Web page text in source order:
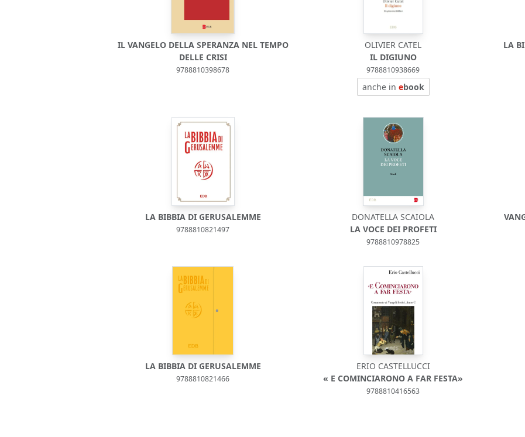
IL VANGELO DELLA SPERANZA NEL TEMPO
DELLE CRISI
9788810398678
OLIVIER CATEL
IL DIGIUNO
9788810938669
anche in ebook
LA
LA BIBBIA DI GERUSALEMME
9788810821497
DONATELLA SCAIOLA
LA VOCE DEI PROFETI
9788810978825
LA BIBBIA DI GERUSALEMME
9788810821466
ERIO CASTELLUCCI
« E COMINCIARONO A FAR FESTA»
9788810416563